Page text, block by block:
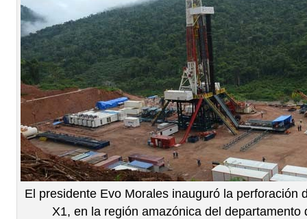
El presidente Evo Morales inauguró la perforación
X1, en la región amazónica del